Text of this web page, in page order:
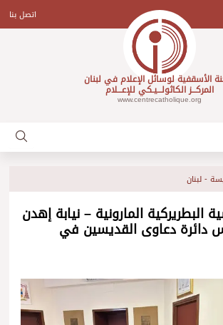
اتصل بنا
الأسقفية لوسائل الإعلام في لبنان
المركـــز الكاثولـــيـكي للإعـــلام
www.centrecatholique.org
- لبنان
البطريركية المارونية – نيابة إهدن
دائرة دعاوى القديسين في